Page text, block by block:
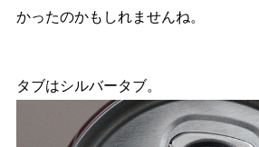
かったのかもしれませんね。
タブはシルバータブ。